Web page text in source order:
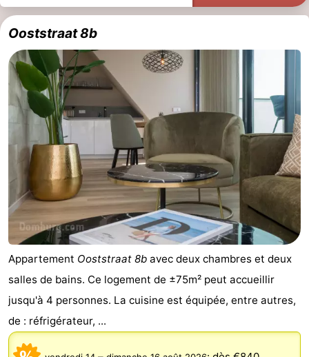
Ooststraat 8b
Appartement Ooststraat 8b avec deux chambres et deux
salles de bains. Ce logement de ±75m² peut accueillir
jusqu'à 4 personnes. La cuisine est équipée, entre autres,
de : réfrigérateur, ...